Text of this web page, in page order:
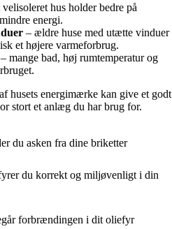
velisoleret hus holder bedre på
energi.
– ældre huse med utætte vinduer
et højere varmeforbrug.
– mange bad, høj rumtemperatur og
husets energimærke kan give et godt
stort et anlæg du har brug for.
du asken fra dine briketter
du korrekt og miljøvenligt i din
forbrændingen i dit oliefyr